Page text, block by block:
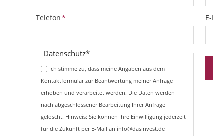
Pflichtfeld
Telefon*
Pflichtfeld
Datenschutz*
Ich stimme zu, dass meine Angaben aus dem
Kontaktformular zur Beantwortung meiner Anfrage
erhoben und verarbeitet werden. Die Daten werden
nach abgeschlossener Bearbeitung Ihrer Anfrage
gelöscht. Hinweis: Sie können Ihre Einwilligung jederzeit
für die Zukunft per E-Mail an info@dasinvest.de